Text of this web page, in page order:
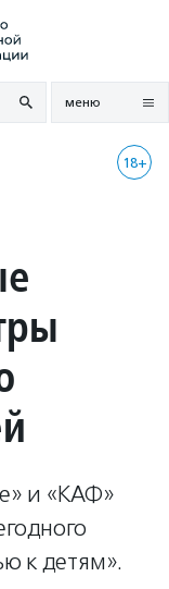
меню
18+
и «КАФ»
к детям».